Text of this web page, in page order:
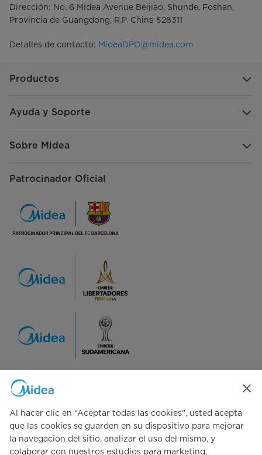
Dirección: No. 6 Midea Avenue Beijiao, Shunde, Foshan,
Provincia de Guangdong, R.P. China 528311
Detalles de contacto: MideaDPO@midea.com
Productos
Ayuda y Soporte
Sobre Midea
Patrocinador Oficial
Síguenos en redes sociales
Al hacer clic en “Aceptar todas las cookies”, usted acepta
que las cookies se guarden en su dispositivo para mejorar
la navegación del sitio, analizar el uso del mismo, y
colaborar con nuestros estudios para marketing.